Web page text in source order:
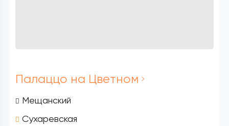
Палаццо на Цветном
Мещанский
Сухаревская